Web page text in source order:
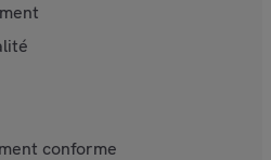
conforme